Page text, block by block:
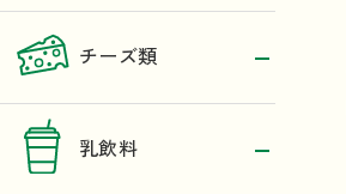
チーズ類
乳飲料